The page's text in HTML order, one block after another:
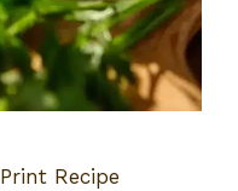
Print Recipe